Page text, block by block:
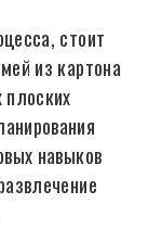
стоит
из картона
навыков